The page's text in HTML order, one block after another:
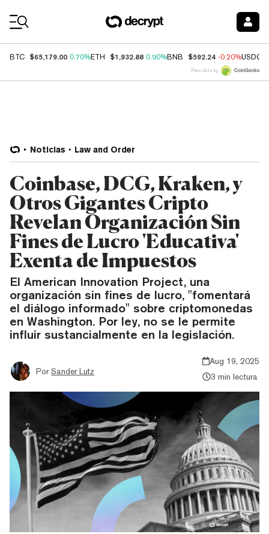
BTC $65,179.00 0.70%ETH $1,932.88 0.90%BNB $592.24 -0.20%USDC
Price data by
Noticias Law and Order
Coinbase, DCG, Kraken, y
Otros Gigantes Cripto
Revelan Organización Sin
Fines de Lucro 'Educativa'
Exenta de Impuestos
El American Innovation Project, una
organización sin fines de lucro, "fomentará
el diálogo informado" sobre criptomonedas
en Washington. Por ley, no se le permite
influir sustancialmente en la legislación.
Por Sander Lutz
Aug 19, 2025
3 min lectura